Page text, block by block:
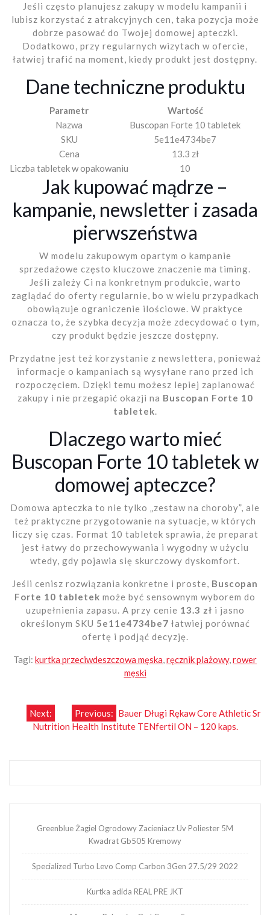
Jeśli często planujesz zakupy w modelu kampanii i
lubisz korzystać z atrakcyjnych cen, taka pozycja może
dobrze pasować do Twojej domowej apteczki.
Dodatkowo, przy regularnych wizytach w ofercie,
łatwiej trafić na moment, kiedy produkt jest dostępny.
Dane techniczne produktu
Parametr
Wartość
Nazwa
Buscopan Forte 10 tabletek
SKU
5e11e4734be7
Cena
13.3 zł
Liczba tabletek w opakowaniu
10
Jak kupować mądrze –
kampanie, newsletter i zasada
pierwszeństwa
W modelu zakupowym opartym o kampanie
sprzedażowe często kluczowe znaczenie ma timing.
Jeśli zależy Ci na konkretnym produkcie, warto
zaglądać do oferty regularnie, bo w wielu przypadkach
obowiązuje ograniczenie ilościowe. W praktyce
oznacza to, że szybka decyzja może zdecydować o tym,
czy produkt będzie jeszcze dostępny.
Przydatne jest też korzystanie z newslettera, ponieważ
informacje o kampaniach są wysyłane rano przed ich
rozpoczęciem. Dzięki temu możesz lepiej zaplanować
zakupy i nie przegapić okazji na Buscopan Forte 10
tabletek.
Dlaczego warto mieć
Buscopan Forte 10 tabletek w
domowej apteczce?
Domowa apteczka to nie tylko „zestaw na choroby”, ale
też praktyczne przygotowanie na sytuacje, w których
liczy się czas. Format 10 tabletek sprawia, że preparat
jest łatwy do przechowywania i wygodny w użyciu
wtedy, gdy pojawia się skurczowy dyskomfort.
Jeśli cenisz rozwiązania konkretne i proste, Buscopan
Forte 10 tabletek może być sensownym wyborem do
uzupełnienia zapasu. A przy cenie 13.3 zł i jasno
określonym SKU 5e11e4734be7 łatwiej porównać
ofertę i podjąć decyzję.
Tagi: kurtka przeciwdeszczowa męska,ręcznik plażowy,rower
męski
Nawigacja
Previous: Bauer Długi Rękaw Core Athletic Sr
Next:
Nutrition Health Institute TENfertil ON – 120 kaps.
Greenblue Żagiel Ogrodowy Zacieniacz Uv Poliester 5M
Kwadrat Gb505 Kremowy
Specialized Turbo Levo Comp Carbon 3Gen 27.5/29 2022
Kurtka adida REAL PRE JKT